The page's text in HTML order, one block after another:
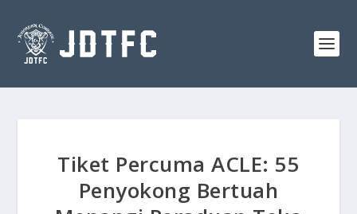
Tiket Percuma ACLE: 55
Penyokong Bertuah